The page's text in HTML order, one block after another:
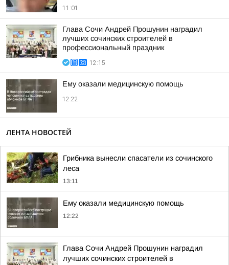
11:01
Глава Сочи Андрей Прошунин наградил
лучших сочинских строителей в
профессиональный праздник
12:15
Ему оказали медицинскую помощь
12:22
ЛЕНТА НОВОСТЕЙ
Грибника вынесли спасатели из сочинского
леса
13:11
Ему оказали медицинскую помощь
12:22
Глава Сочи Андрей Прошунин наградил
лучших сочинских строителей в